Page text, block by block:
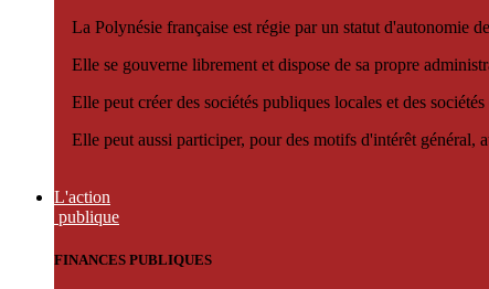
La Polynésie française est régie par un statut d'autonomie
Elle se gouverne librement et dispose de sa propre
Elle peut créer des sociétés publiques locales et des
Elle peut aussi participer, pour des motifs d'intérêt général,
L'action
publique
FINANCES PUBLIQUES